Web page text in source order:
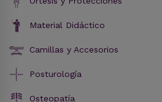
Material Didáctico
Camillas y Accesorios
Posturología
Osteopatía